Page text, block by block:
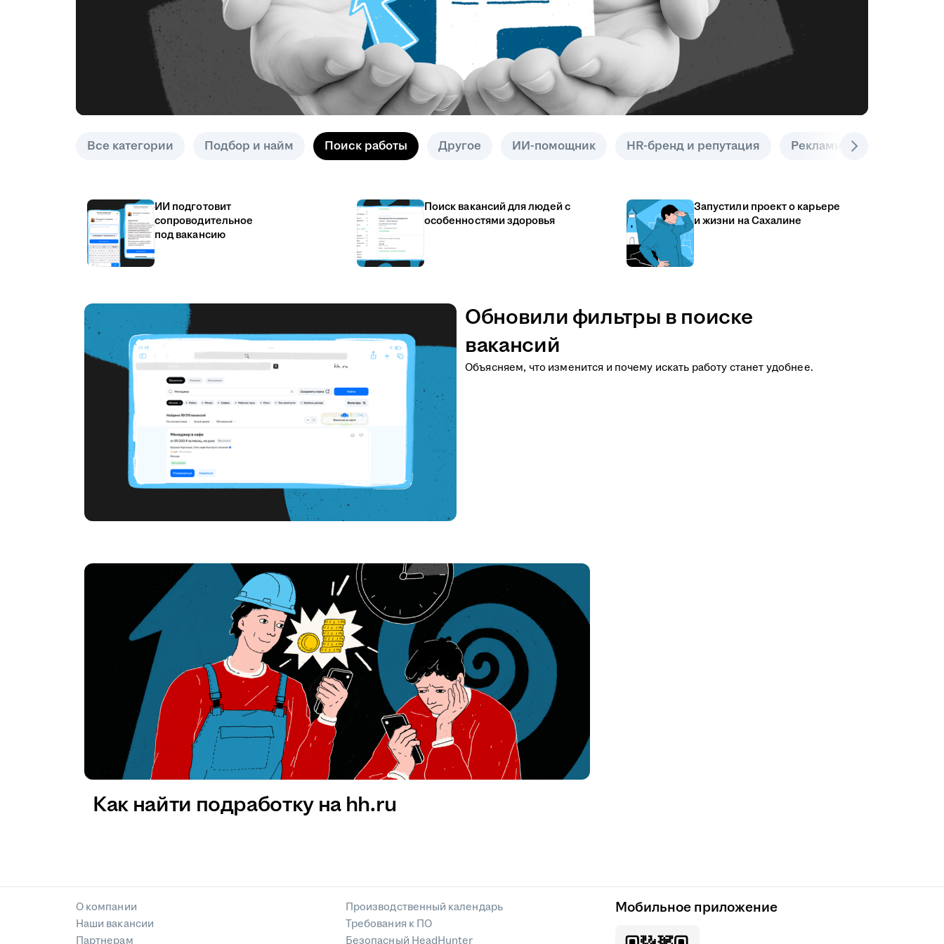
Все категории Подбор и найм Поиск работы Другое ИИ-помощник HR-бренд и репутация Рекламные инструменты
ИИ подготовит
сопроводительное
под вакансию
Поиск вакансий для людей с
особенностями здоровья
Запустили проект о карьере
и жизни на Сахалине
Обновили фильтры в поиске
вакансий
Объясняем, что изменится и почему искать работу станет удобнее.
Как найти подработку на hh.ru
О компании
Наши вакансии
Партнерам
Производственный календарь
Требования к ПО
Безопасный HeadHunter
Мобильное приложение